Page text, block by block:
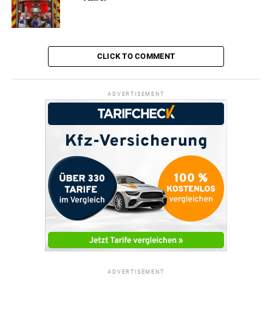
CLICK TO COMMENT
ADVERTISEMENT
ADVERTISEMENT